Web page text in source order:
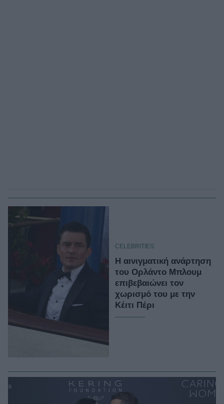
CELEBRITIES
Η αινιγματική ανάρτηση
του Ορλάντο Μπλουμ
επιβεβαιώνει τον
χωρισμό του με την
Κέιτι Πέρι